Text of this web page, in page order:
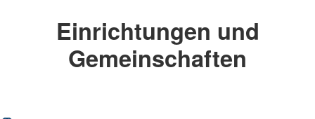
Einrichtungen und
Gemeinschaften